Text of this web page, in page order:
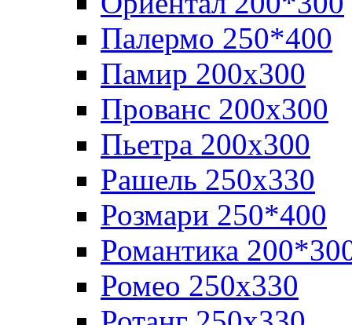
Палермо 250*400
Памир 200х300
Прованс 200х300
Пьетра 200х300
Рашель 250х330
Розмари 250*400
Романтика
Ромео 250x330